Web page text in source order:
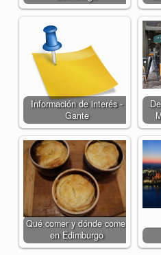
Información de interés -
Gante
Qué comer y dónde comer
en Edimburgo